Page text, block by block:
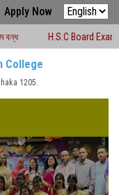
Apply Now
Board Exam Seat Plan (
College
1205.